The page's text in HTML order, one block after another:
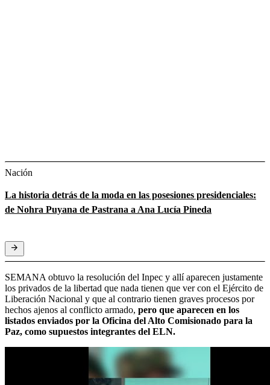
Nación
La historia detrás de la moda en las posesiones presidenciales:
de Nohra Puyana de Pastrana a Ana Lucía Pineda
SEMANA obtuvo la resolución del Inpec y allí aparecen justamente
los privados de la libertad que nada tienen que ver con el Ejército de
Liberación Nacional y que al contrario tienen graves procesos por
hechos ajenos al conflicto armado, pero que aparecen en los
listados enviados por la Oficina del Alto Comisionado para la
Paz, como supuestos integrantes del ELN.